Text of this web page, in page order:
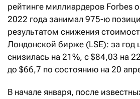
рейтинге миллиардеров Forbes
2022 года занимал 975-ю
результатом снижения
Лондонской бирже (LSE): за год
снизилась на 21%, с $84,03 на
до $66,7 по состоянию на 20
В начале января, после